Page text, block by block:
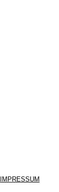
IMPRESSUM